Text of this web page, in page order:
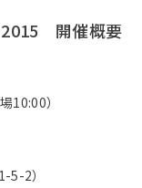
2015 開催概要
10:00）
5-2）